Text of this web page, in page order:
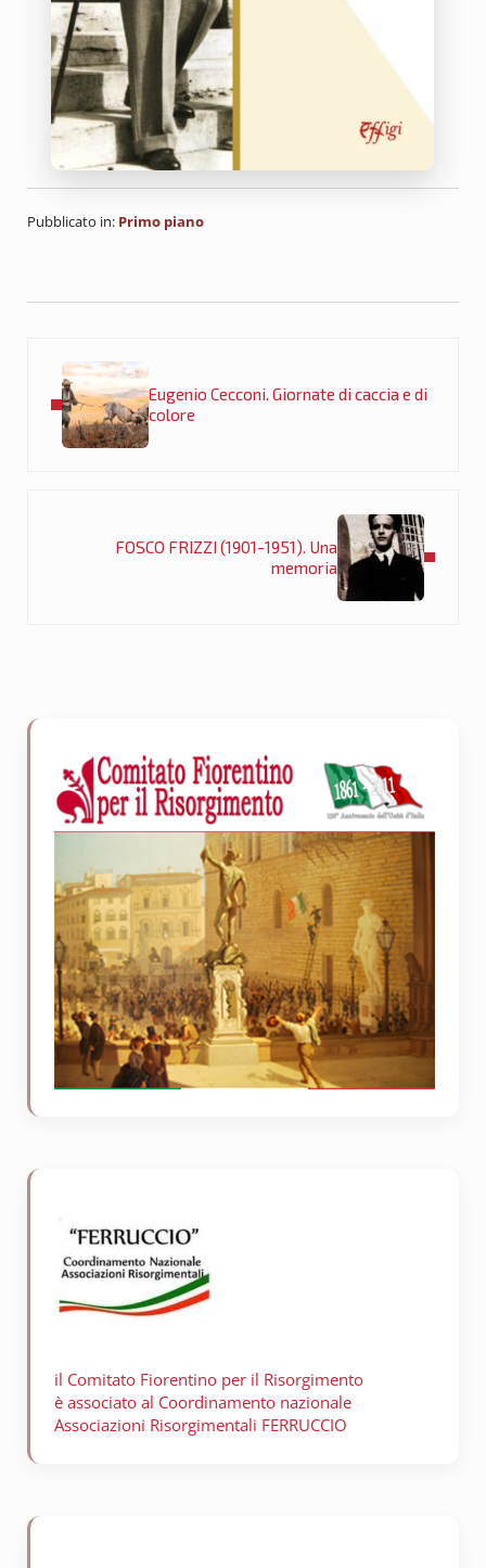
Pubblicato in: Primo piano
Eugenio Cecconi. Giornate di caccia e di
colore
FOSCO FRIZZI (1901-1951). Una
memoria
Sidebar
il Comitato Fiorentino per il Risorgimento
è associato al Coordinamento nazionale
Associazioni Risorgimentali FERRUCCIO